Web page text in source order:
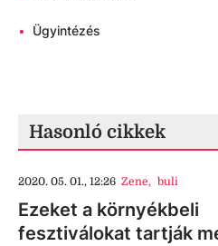
• Ügyintézés
Hasonló cikkek
2020. 05. 01., 12:26 Zene, buli
Ezeket a környékbeli
fesztiválokat tartják